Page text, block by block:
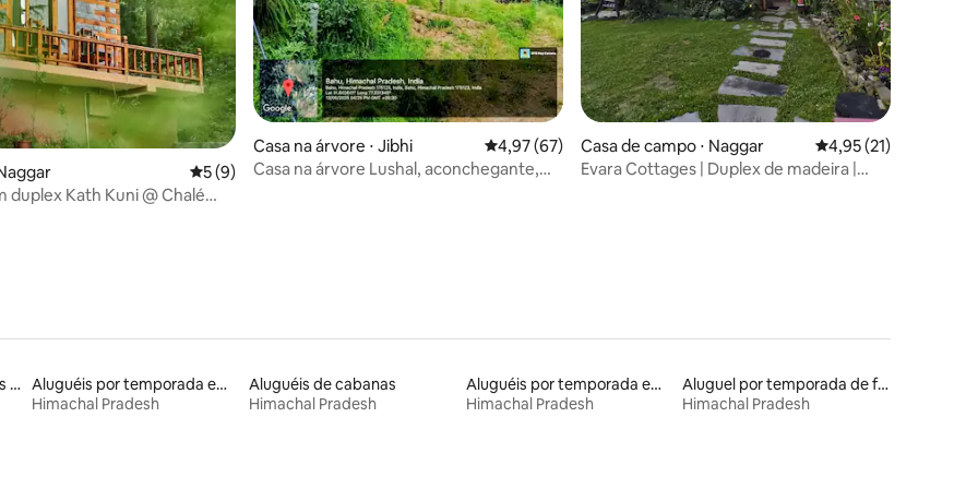
5 de uma avaliação média de 5, 9 avaliações
5 (9)
duplex Kath Kuni @ Chalé
Casa na árvore ⋅ Jibhi 4,97 de uma avaliação média de 5, 67 avaliações
4,97 (67)
Casa na árvore Lushal, aconchegante,
Casa de campo ⋅ Naggar 4,95 de uma
4,95 (21)
Evara Cottages | Duplex de madeira |
Aluguéis de espaços ideais para famílias
Aluguéis por temporada em resorts
Himachal Pradesh
Aluguéis de cabanas
Himachal Pradesh
Aluguéis por temporada em albergue
Himachal Pradesh
Aluguel por temporada de flats
Himachal Pradesh